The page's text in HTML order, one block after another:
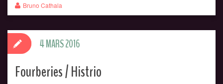
Bruno Cathala
Fourberies / Histrio
4 MARS 2016